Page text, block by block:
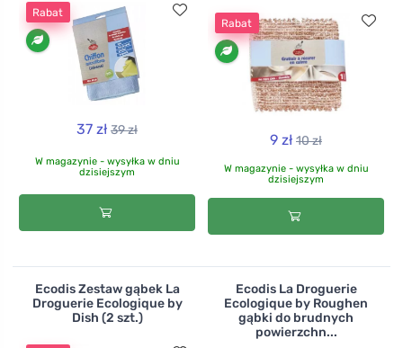
Rabat
37 zł 39 zł
W magazynie - wysyłka w dniu
dzisiejszym
Rabat
9 zł 10 zł
W magazynie - wysyłka w dniu
dzisiejszym
Ecodis Zestaw gąbek La
Droguerie Ecologique by
Dish (2 szt.)
Ecodis La Droguerie
Ecologique by Roughen
gąbki do brudnych
powierzchn...